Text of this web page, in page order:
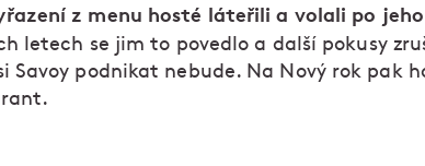
z menu hosté láteřili a volali po jeho
letech se jim to povedlo a další pokusy
Savoy podnikat nebude. Na Nový rok pak